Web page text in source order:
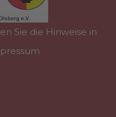
Sie die Hinweise in